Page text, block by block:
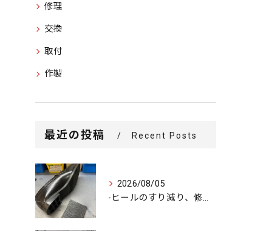
修理
交換
取付
作製
最近の投稿 Recent Posts
2026/08/05
-ヒールのすり減り、修理できます-